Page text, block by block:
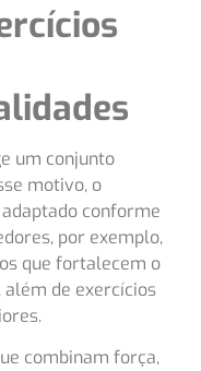
um conjunto
motivo, o
conforme
por exemplo,
que fortalecem o
além de exercícios
combinam força,